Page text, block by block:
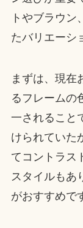
トやブラウン
たバリエーシ
まずは、現在
るフレームの
一されること
けられていた
てコントラス
スタイルもあ
がおすすめで